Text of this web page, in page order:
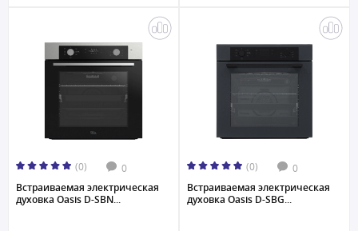
(0) 0
Встраиваемая электрическая
духовка Oasis D-SBN...
(0) 0
Встраиваемая электрическая
духовка Oasis D-SBG...